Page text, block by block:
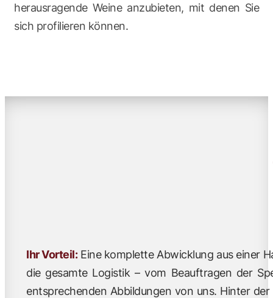
herausragende Weine anzubieten, mit denen Sie
sich profilieren können.
Ihr Vorteil:Eine komplette Abwicklung aus einer
die gesamte Logistik – vom Beauftragen der
entsprechenden Abbildungen von uns. Hinter